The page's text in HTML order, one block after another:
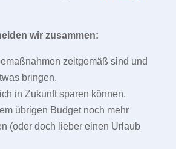
wir zusammen:
zeitgemäß sind und
bringen.
in Zukunft sparen können.
übrigen Budget noch mehr
(oder doch lieber einen Urlaub